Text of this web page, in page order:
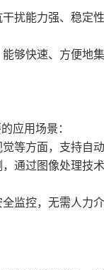
能力强、稳定
快速、方便地
应用场景：
方面，支持自动
过图像处理技
控，无需人力